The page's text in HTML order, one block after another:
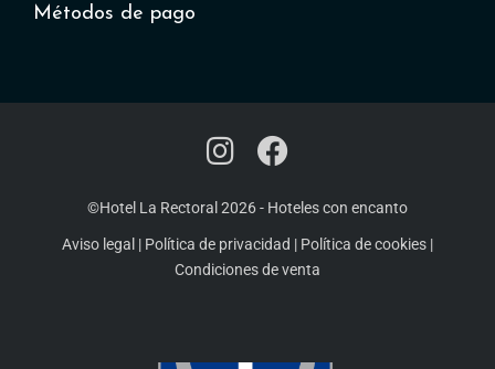
Métodos de pago
©Hotel La Rectoral 2026- Hoteles con encanto
Aviso legal | Política de privacidad | Política de cookies |
Condiciones de venta